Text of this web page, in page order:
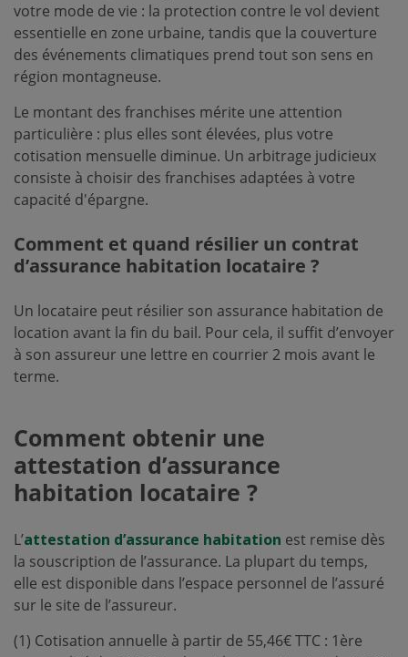
votre mode de vie : la protection contre le vol devient
essentielle en zone urbaine, tandis que la couverture
des événements climatiques prend tout son sens en
région montagneuse.
Le montant des franchises mérite une attention
particulière : plus elles sont élevées, plus votre
cotisation mensuelle diminue. Un arbitrage judicieux
consiste à choisir des franchises adaptées à votre
capacité d'épargne.
Comment et quand résilier un contrat
d’assurance habitation locataire ?
Un locataire peut résilier son assurance habitation de
location avant la fin du bail. Pour cela, il suffit d’envoyer
à son assureur une lettre en courrier 2 mois avant le
terme.
Comment obtenir une
attestation d’assurance
habitation locataire ?
L’attestation d’assurance habitation est remise dès
la souscription de l’assurance. La plupart du temps,
elle est disponible dans l’espace personnel de l’assuré
sur le site de l’assureur.
(1) Cotisation annuelle à partir de 55,46€ TTC : 1ère